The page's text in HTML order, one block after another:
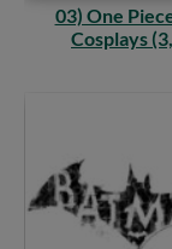
03) One
Cosplays